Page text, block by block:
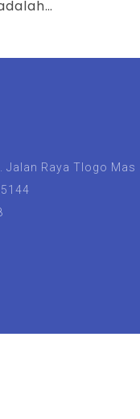
Jalan Raya Tlogo Mas